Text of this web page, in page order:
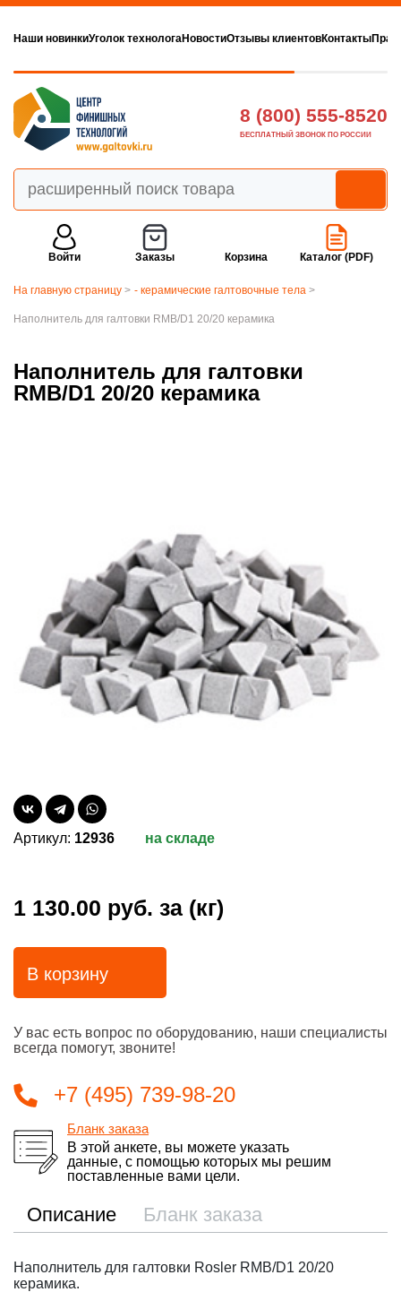
Наши новинкиУголок технологаНовостиОтзывы клиентовКонтакты
8 (800) 555-8520
БЕСПЛАТНЫЙ ЗВОНОК ПО РОССИИ
Войти Заказы Корзина Каталог (PDF)
На главную страницу > - керамические галтовочные тела >
Наполнитель для галтовки RMB/D1 20/20 керамика
Наполнитель для галтовки
RMB/D1 20/20 керамика
Артикул: 12936 на складе
1 130.00 руб. за (кг)
В корзину
У вас есть вопрос по оборудованию, наши специалисты
всегда помогут, звоните!
+7 (495) 739-98-20
Бланк заказа
В этой анкете, вы можете указать
данные, с помощью которых мы решим
поставленные вами цели.
Описание Бланк заказа
Наполнитель для галтовки Rosler RMB/D1 20/20
керамика.